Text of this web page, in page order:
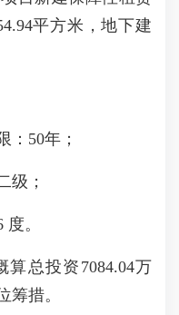
平方米，地下建
50年；
；
。
总投资7084.04万
筹措。